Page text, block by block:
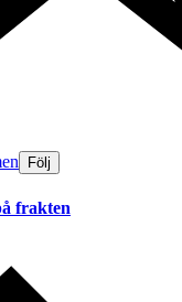
Följ
frakten